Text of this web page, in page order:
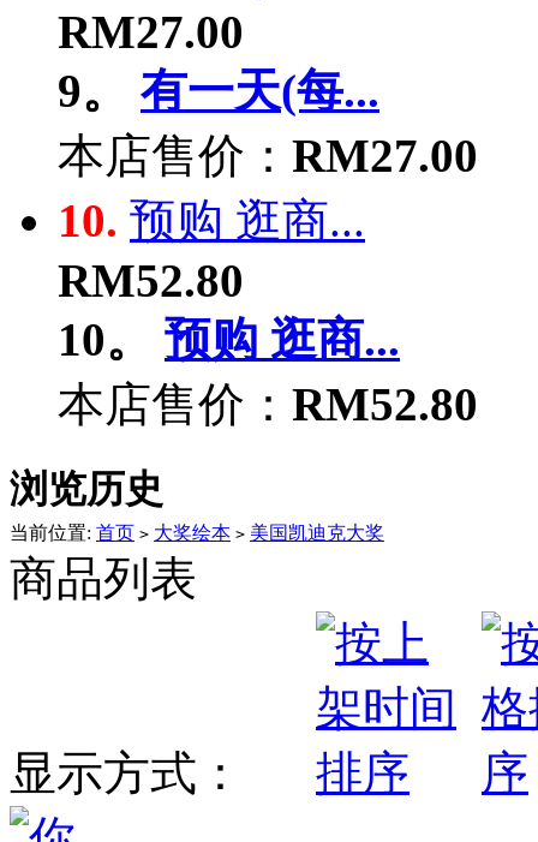
RM27.00
9。
有一天(每...
本店售价： RM27.00
10. 预购 逛商...
RM52.80
10。
预购 逛商...
本店售价： RM52.80
浏览历史
当前位置: 首页 > 大奖绘本 > 美国凯迪克大奖
商品列表
显示方式：